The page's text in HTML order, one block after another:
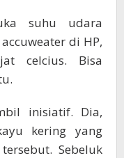
suhu udara
di HP,
celcius. Bisa
inisiatif. Dia,
kering yang
Sebeluk